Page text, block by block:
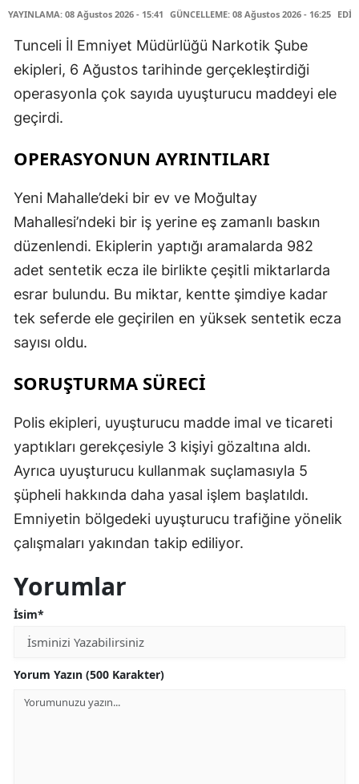
YAYINLAMA: 08 Ağustos 2026 - 15:41 GÜNCELLEME: 08 Ağustos 2026 - 16:25
Tunceli İl Emniyet Müdürlüğü Narkotik Şube
ekipleri, 6 Ağustos tarihinde gerçekleştirdiği
operasyonla çok sayıda uyuşturucu maddeyi ele
geçirdi.
OPERASYONUN AYRINTILARI
Yeni Mahalle’deki bir ev ve Moğultay
Mahallesi’ndeki bir iş yerine eş zamanlı baskın
düzenlendi. Ekiplerin yaptığı aramalarda 982
adet sentetik ecza ile birlikte çeşitli miktarlarda
esrar bulundu. Bu miktar, kentte şimdiye kadar
tek seferde ele geçirilen en yüksek sentetik ecza
sayısı oldu.
SORUŞTURMA SÜRECİ
Polis ekipleri, uyuşturucu madde imal ve ticareti
yaptıkları gerekçesiyle 3 kişiyi gözaltına aldı.
Ayrıca uyuşturucu kullanmak suçlamasıyla 5
şüpheli hakkında daha yasal işlem başlatıldı.
Emniyetin bölgedeki uyuşturucu trafiğine yönelik
çalışmaları yakından takip ediliyor.
Yorumlar
İsim*
Yorum Yazın (500 Karakter)